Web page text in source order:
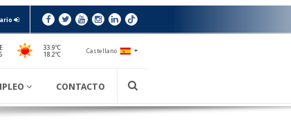
33.9ºC
18.2ºC
Castellano
CONTACTO